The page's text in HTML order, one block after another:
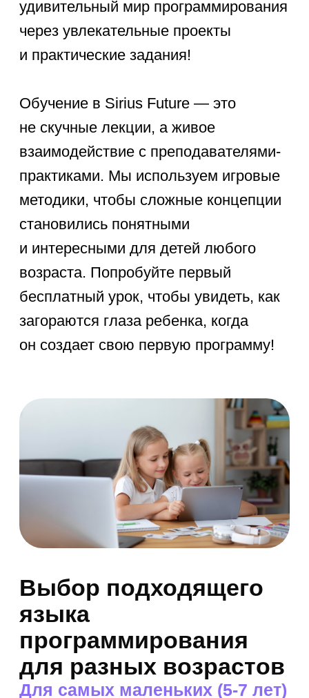
ВВОДНОЕ ЗАНЯТИЕ
Нажимая кнопку
принимаетеОфертуи даёте
персональных данных
ЗАПИСАТЬСЯ
Sirius Future
от 1 155 ₽/занятие
Занятия в игровой форме, гибкий график
занятий и удобная онлайн-платформа.
занятия для
детей
Все уроки проходят
в индивидуальной форме
на собственной интерактивной
платформе.
4+ лет от 1 376 ₽/занятие